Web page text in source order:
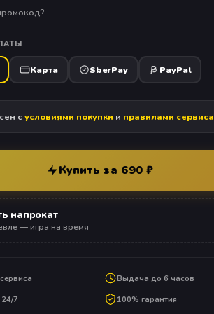
Карта SberPay PayPal
с условиями покупки и правилами сервиса
Купить за 690 ₽
напрокат
— игра на время
Выдача до 6 часов
7
100% гарантия